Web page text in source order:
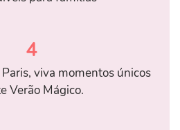
4
viva momentos únicos
Verão Mágico.